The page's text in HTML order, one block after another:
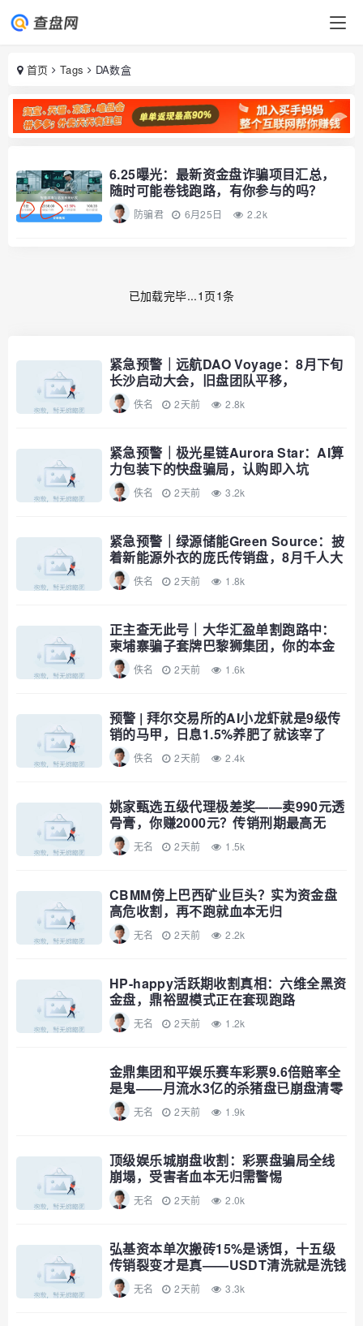
首页 Tags DA数盒
6.25曝光：最新资金盘诈骗项目汇总，
随时可能卷钱跑路，有你参与的吗？
防骗君 6月25日 2.2k
已加载完毕...1页1条
紧急预警｜远航DAO Voyage：8月下旬
长沙启动大会，旧盘团队平移，
RWA+大宗商品包装——又是庞氏滚盘
的老剧本
佚名 2天前 2.8k
紧急预警｜极光星链Aurora Star：AI算
力包装下的快盘骗局，认购即入坑
佚名 2天前 3.2k
紧急预警｜绿源储能Green Source：披
着新能源外衣的庞氏传销盘，8月千人大
会就是收割信号
佚名 2天前 1.8k
正主查无此号｜大华汇盈单割跑路中：
柬埔寨骗子套牌巴黎狮集团，你的本金
已清零
佚名 2天前 1.6k
预警 | 拜尔交易所的AI小龙虾就是9级传
销的马甲，日息1.5%养肥了就该宰了
佚名 2天前 2.4k
姚家甄选五级代理极差奖——卖990元透
骨膏，你赚2000元？传销刑期最高无
期，自己算
无名 2天前 1.5k
CBMM傍上巴西矿业巨头？实为资金盘
高危收割，再不跑就血本无归
无名 2天前 2.2k
HP-happy活跃期收割真相：六维全黑资
金盘，鼎裕盟模式正在套现跑路
无名 2天前 1.2k
金鼎集团和平娱乐赛车彩票9.6倍赔率全
是鬼——月流水3亿的杀猪盘已崩盘清零
无名 2天前 1.9k
顶级娱乐城崩盘收割：彩票盘骗局全线
崩塌，受害者血本无归需警惕
无名 2天前 2.0k
弘基资本单次搬砖15%是诱饵，十五级
传销裂变才是真——USDT清洗就是洗钱
公告，趁资金池没爆赶紧撤
无名 2天前 3.3k